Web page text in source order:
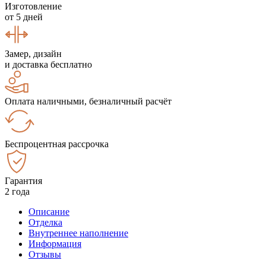
Изготовление
от 5 дней
Замер, дизайн
и доставка бесплатно
Оплата наличными, безналичный расчёт
Беспроцентная рассрочка
Гарантия
2 года
Описание
Отделка
Внутреннее наполнение
Информация
Отзывы